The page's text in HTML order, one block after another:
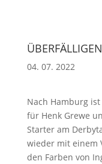
04. 07. 2022
Nach Hamburg
für Henk Grewe
Starter am
wieder mit einem
den Farben von